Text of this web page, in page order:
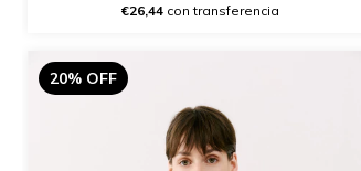
€26,44 con transferencia
20% OFF